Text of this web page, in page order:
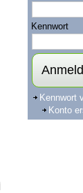
Kennwort
Kennwort
Konto